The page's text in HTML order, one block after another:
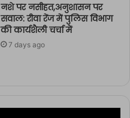
नशे पर नसीहत,अनुशासन पर
सवाल: रीवा रेंज में पुलिस विभाग
की कार्यशैली चर्चा में
7 days ago